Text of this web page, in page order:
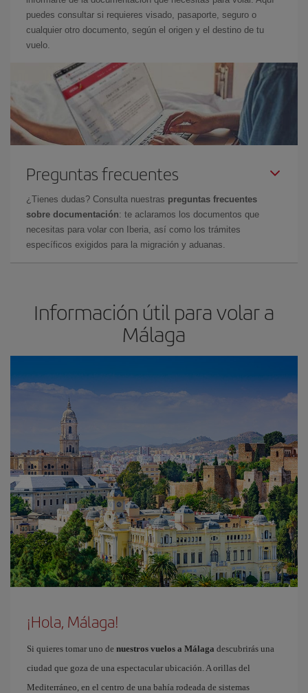
puedes consultar si requieres visado, pasaporte, seguro o
cualquier otro documento, según el origen y el destino de tu
vuelo.
Preguntas frecuentes
¿Tienes dudas? Consulta nuestras preguntas frecuentes
sobre documentación: te aclaramos los documentos que
necesitas para volar con Iberia, así como los trámites
específicos exigidos para la migración y aduanas.
Información útil para volar a
Málaga
¡Hola, Málaga!
Si quieres tomar uno de nuestros vuelos a Málaga descubrirás una
ciudad que goza de una espectacular ubicación. A orillas del
Mediterráneo, en el centro de una bahía rodeada de sistemas